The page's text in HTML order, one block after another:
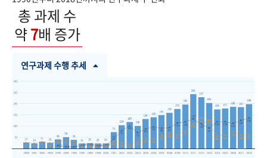
총 과제 수
약7배 증가
연구과제 수행 추세